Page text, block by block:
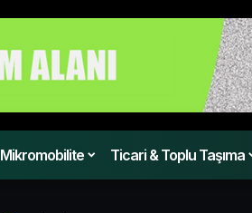
Mikromobilite Ticari & Toplu Taşıma